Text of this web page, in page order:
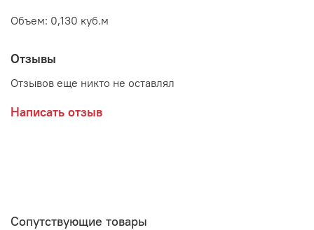
Объем: 0,130 куб.м
Отзывы
Отзывов еще никто не оставлял
Написать отзыв
Сопутствующие товары